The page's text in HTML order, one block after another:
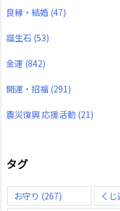
良縁・結婚 (47)
誕生石 (53)
金運 (842)
開運・招福 (291)
震災復興 応援活動 (21)
タグ
お守り (267) くじ